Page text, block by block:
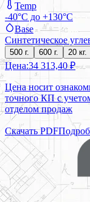
Temp
-40°C до +130°C
Base
Синтетическое
500 г. 600 г. 20 кг.
Цена:34 313,40 ₽
Цена носит
точного КП с
отделом продаж
Скачать PDF